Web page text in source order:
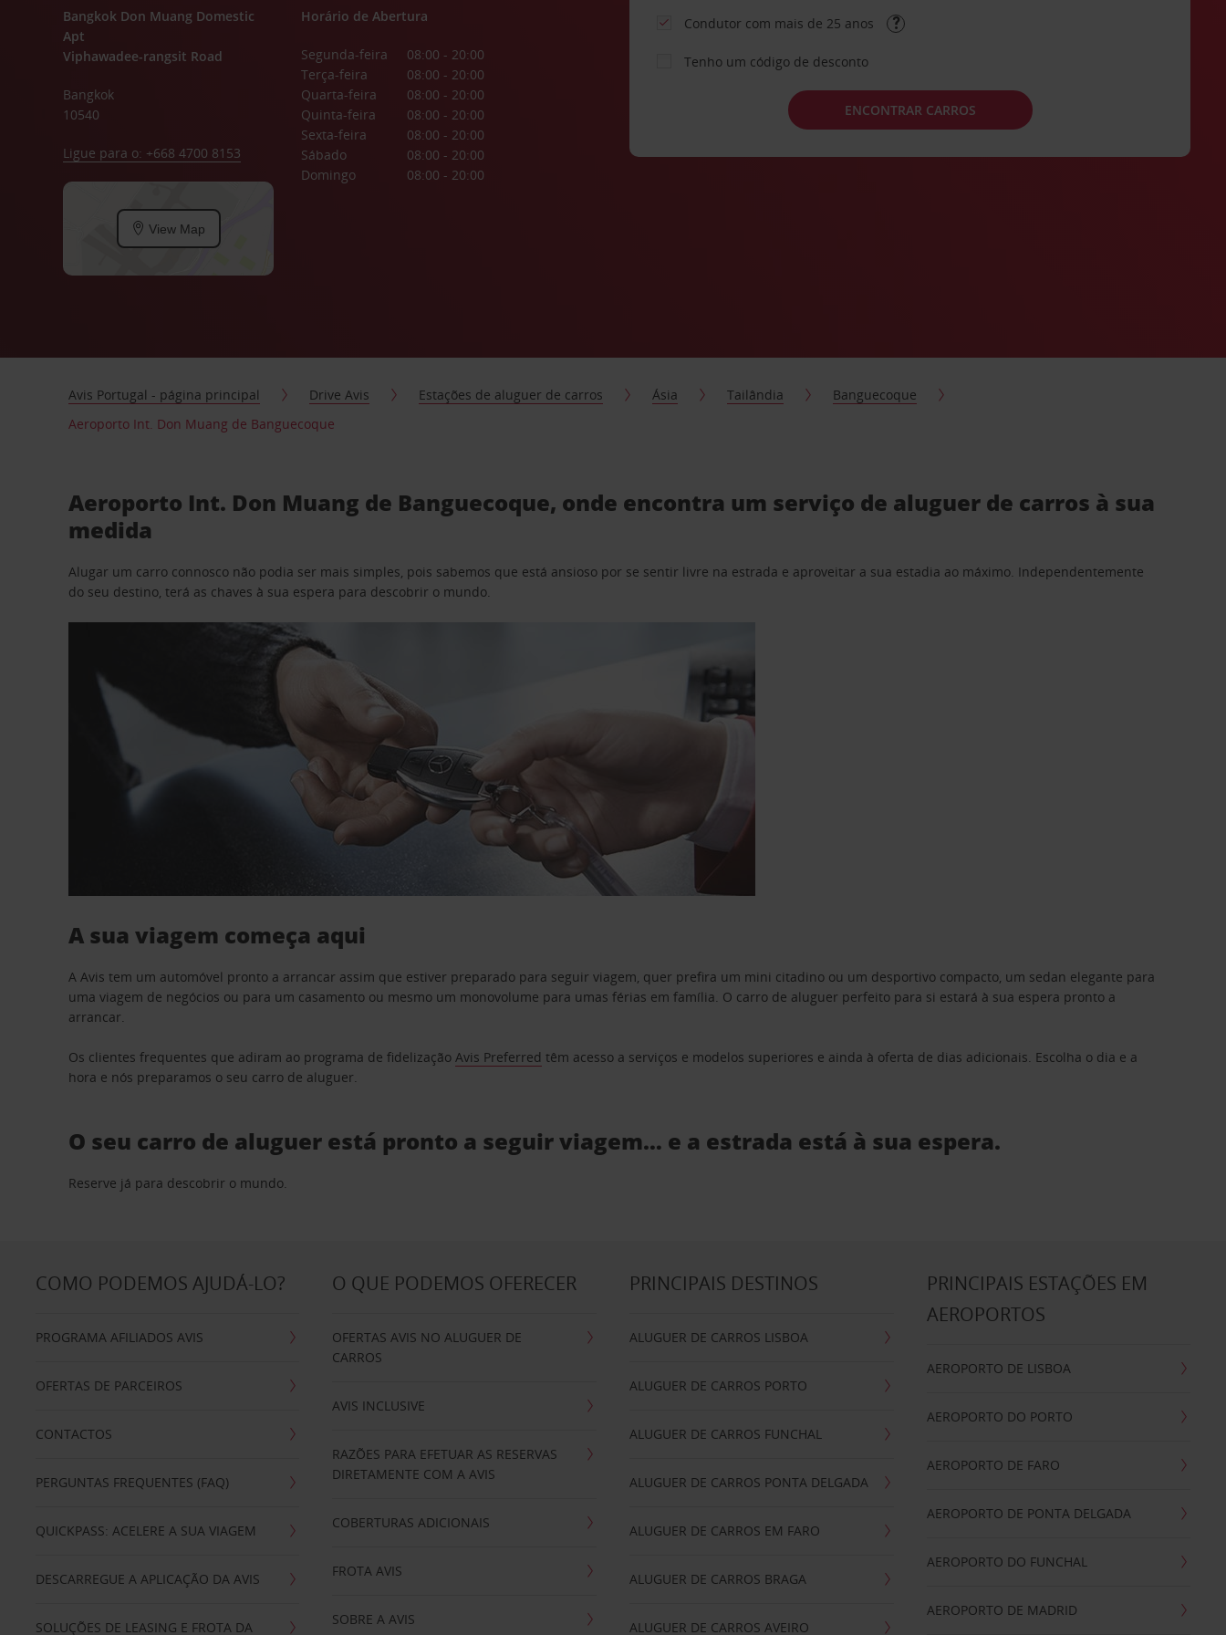
Bangkok Don Muang Domestic
Apt
Viphawadee-rangsit Road
Bangkok
10540
Ligue para o: +668 4700 8153
View Map
Horário de Abertura
Segunda-feira
08:00 - 20:00
Terça-feira
08:00 - 20:00
Quarta-feira
08:00 - 20:00
Quinta-feira
08:00 - 20:00
Sexta-feira
08:00 - 20:00
Sábado
08:00 - 20:00
Domingo
08:00 - 20:00
Condutor com mais de 25 anos
Tenho um código de desconto
ENCONTRAR CARROS
Avis Portugal - página principal Drive Avis Estações de aluguer de carros Ásia Tailândia
Banguecoque
Aeroporto Int. Don Muang de Banguecoque
Aeroporto Int. Don Muang de Banguecoque, onde encontra um serviço de aluguer de carros à sua
medida
Alugar um carro connosco não podia ser mais simples, pois sabemos que está ansioso por se sentir livre na estrada e aproveitar a sua estadia ao máximo. Independentemente
do seu destino, terá as chaves à sua espera para descobrir o mundo.
A sua viagem começa aqui
A Avis tem um automóvel pronto a arrancar assim que estiver preparado para seguir viagem, quer prefira um mini citadino ou um desportivo compacto, um sedan elegante para
uma viagem de negócios ou para um casamento ou mesmo um monovolume para umas férias em família. O carro de aluguer perfeito para si estará à sua espera pronto a
arrancar.
Os clientes frequentes que adiram ao programa de fidelizaçãoAvis Preferred têm acesso a serviços e modelos superiores e ainda à oferta de dias adicionais. Escolha o dia e a
hora e nós preparamos o seu carro de aluguer.
O seu carro de aluguer está pronto a seguir viagem… e a estrada está à sua espera.
Reserve já para descobrir o mundo.
COMO PODEMOS AJUDÁ-LO?
PROGRAMA AFILIADOS AVIS
OFERTAS DE PARCEIROS
CONTACTOS
PERGUNTAS FREQUENTES (FAQ)
QUICKPASS: ACELERE A SUA VIAGEM
DESCARREGUE A APLICAÇÃO DA AVIS
SOLUÇÕES DE LEASING E FROTA DA
O QUE PODEMOS OFERECER
OFERTAS AVIS NO ALUGUER DE
CARROS
AVIS INCLUSIVE
RAZÕES PARA EFETUAR AS RESERVAS
DIRETAMENTE COM A AVIS
COBERTURAS ADICIONAIS
FROTA AVIS
SOBRE A AVIS
PRINCIPAIS DESTINOS
ALUGUER DE CARROS LISBOA
ALUGUER DE CARROS PORTO
ALUGUER DE CARROS FUNCHAL
ALUGUER DE CARROS PONTA DELGADA
ALUGUER DE CARROS EM FARO
ALUGUER DE CARROS BRAGA
ALUGUER DE CARROS AVEIRO
PRINCIPAIS ESTAÇÕES EM
AEROPORTOS
AEROPORTO DE LISBOA
AEROPORTO DO PORTO
AEROPORTO DE FARO
AEROPORTO DE PONTA DELGADA
AEROPORTO DO FUNCHAL
AEROPORTO DE MADRID